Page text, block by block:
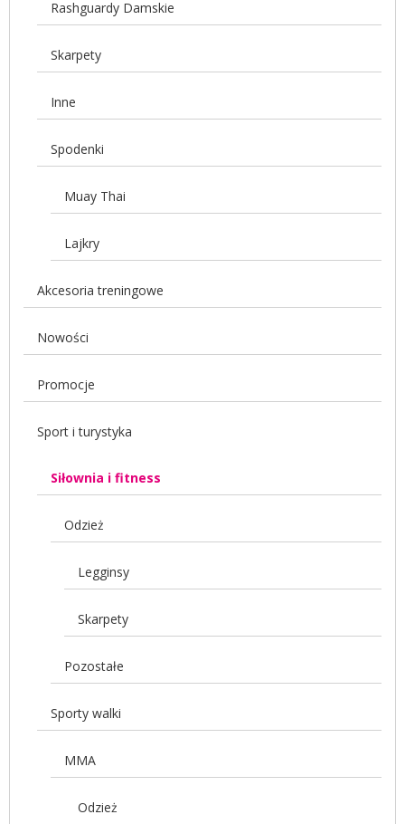
Rashguardy Damskie
Skarpety
Inne
Spodenki
Muay Thai
Lajkry
Akcesoria treningowe
Nowości
Promocje
Sport i turystyka
Siłownia i fitness
Odzież
Legginsy
Skarpety
Pozostałe
Sporty walki
MMA
Odzież